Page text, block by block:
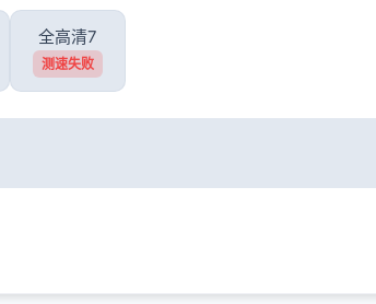
全高清7
测速失败